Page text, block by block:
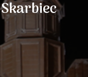
Skarbiec